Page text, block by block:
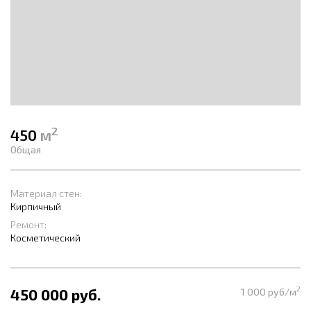
450 м2
Общая
Материал стен:
Кирпичный
Ремонт:
Косметический
450 000 руб. 1 000 руб/м2